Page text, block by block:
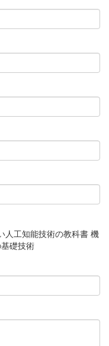
人工知能技術の教科書 機
礎技術